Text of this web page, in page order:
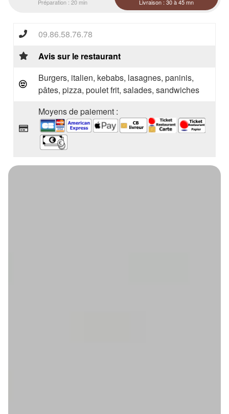
Préparation : 20 min Livraison : 30 à 45 mn
09.86.58.76.78
Avis sur le restaurant
Burgers, italien, kebabs, lasagnes, paninis,
pâtes, pizza, poulet frit, salades, sandwiches
Moyens de paiement :